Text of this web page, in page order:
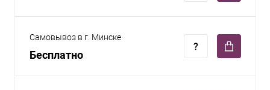
Самовывоз в г. Минске
Бесплатно